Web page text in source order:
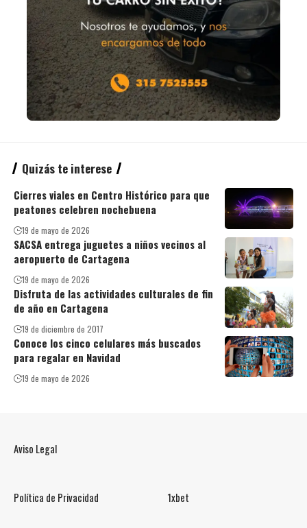
Quizás te interese
Cierres viales en Centro Histórico para que
peatones celebren nochebuena
19 de mayo de 2026
SACSA entrega juguetes a niños vecinos al
aeropuerto de Cartagena
19 de mayo de 2026
Disfruta de las actividades culturales de fin
de año en Cartagena
19 de diciembre de 2017
Conoce los cinco celulares más buscados
para regalar en Navidad
19 de mayo de 2026
Aviso Legal
Política de Privacidad 1xbet